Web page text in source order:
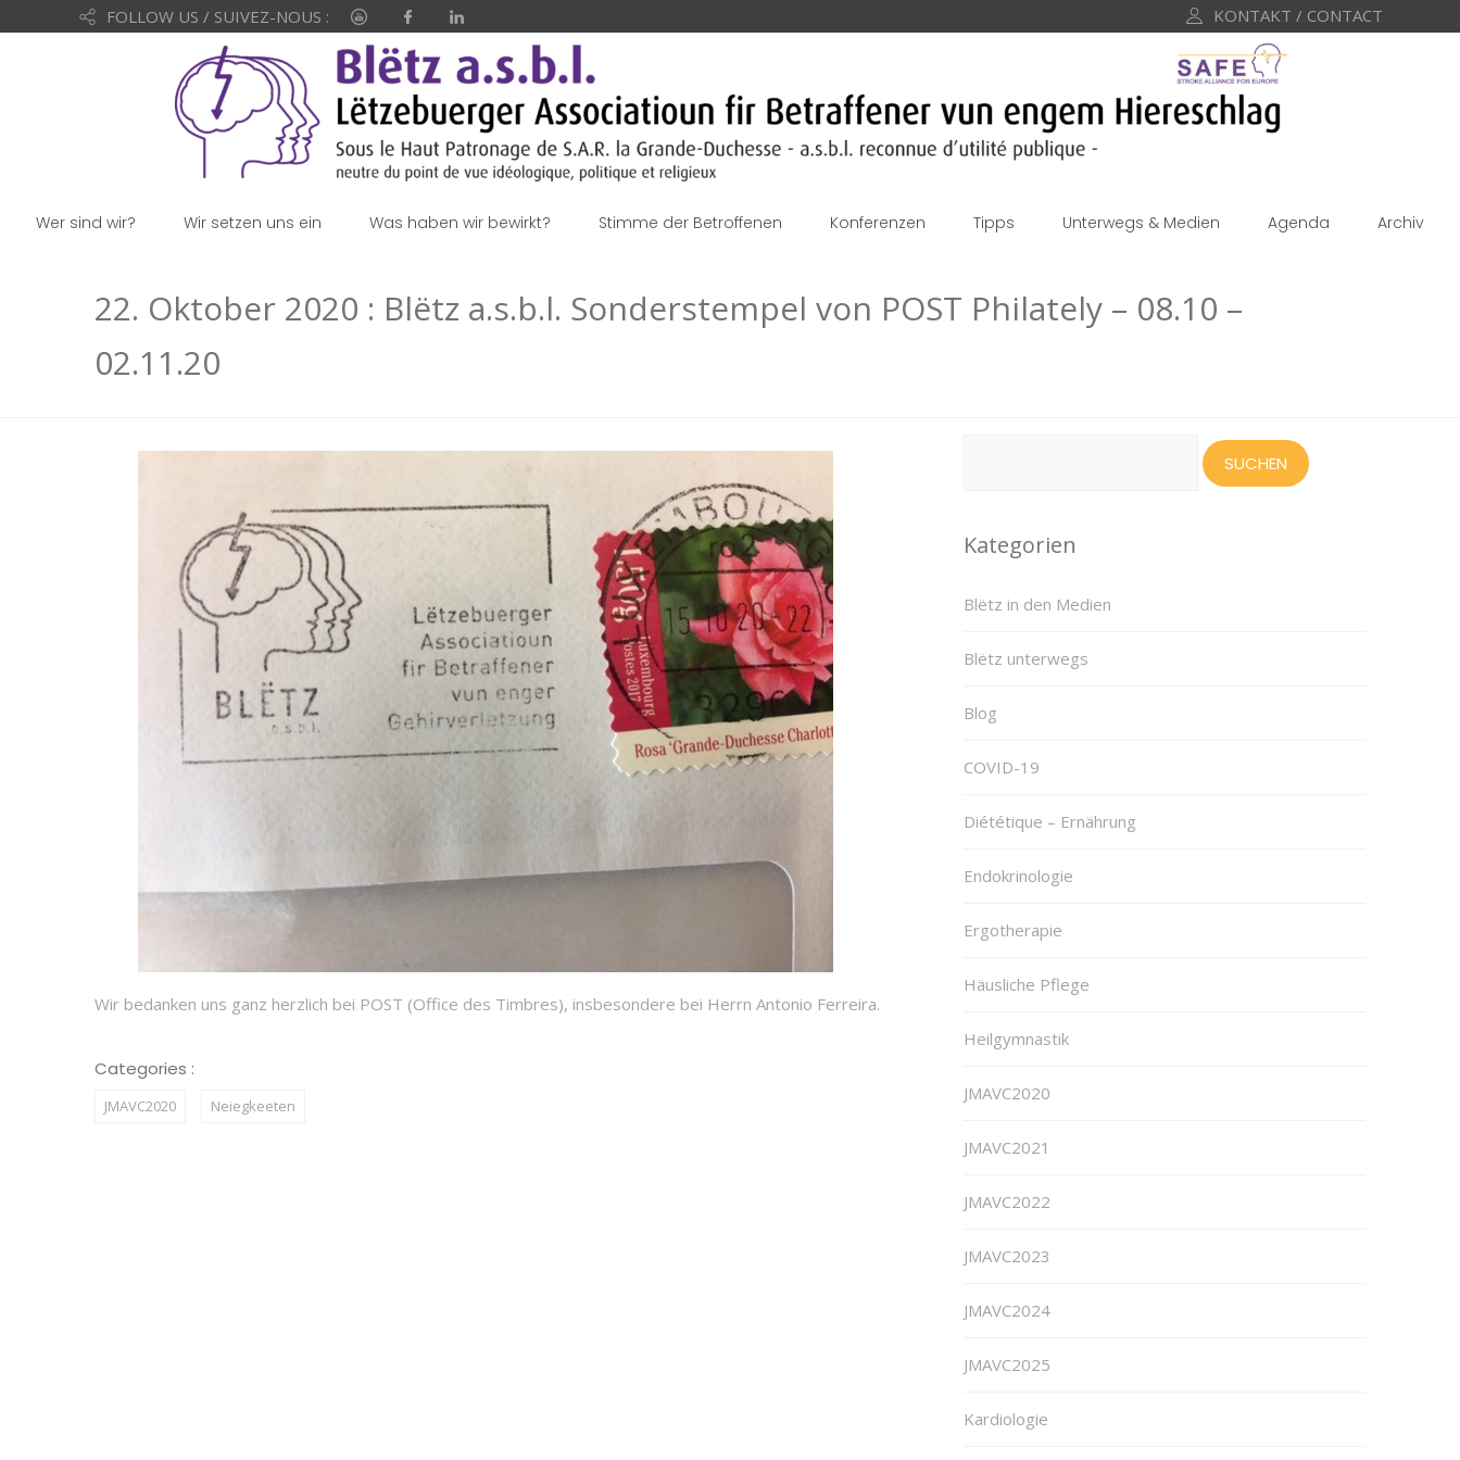
FOLLOW US / SUIVEZ-NOUS : KONTAKT / CONTACT
Wer sind wir? Wir setzen uns ein Was haben wir bewirkt? Stimme der Betroffenen Konferenzen Tipps Unterwegs & Medien Agenda Archiv
22. Oktober 2020 : Blëtz a.s.b.l. Sonderstempel von POST Philately – 08.10 –
02.11.20
Wir bedanken uns ganz herzlich bei POST (Office des Timbres), insbesondere bei Herrn Antonio Ferreira.
Categories :
JMAVC2020 Neiegkeeten
Kategorien
Blëtz in den Medien
Blëtz unterwegs
Blog
COVID-19
Diététique – Ernährung
Endokrinologie
Ergotherapie
Häusliche Pflege
Heilgymnastik
JMAVC2020
JMAVC2021
JMAVC2022
JMAVC2023
JMAVC2024
JMAVC2025
Kardiologie